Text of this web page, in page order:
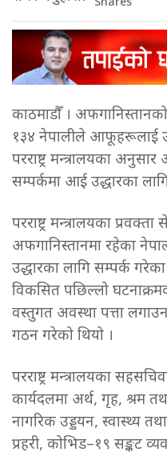
काठमाडौँ ।
१३४ नेपालीले आफूहरूलाई
परराष्ट्र मन्त्रालयका
सम्पर्कमा आई उद्धारका
परराष्ट्र मन्त्रालयका
अफगानिस्तानमा रहेका
उद्धारका लागि सम्पर्क
विकसित पछिल्लो
वस्तुगत अवस्था पत्ता
गठन गरेको थियो ।
परराष्ट्र मन्त्रालयका
कार्यदलमा अर्थ, गृह, श्रम
नागरिक उड्डयन, स्वास्थ्य
प्रहरी, कोभिड–१९ सङ्कट